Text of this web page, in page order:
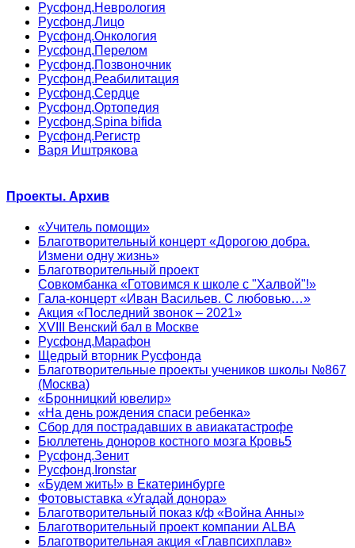
Русфонд.Неврология
Русфонд.Лицо
Русфонд.Онкология
Русфонд.Перелом
Русфонд.Позвоночник
Русфонд.Реабилитация
Русфонд.Сердце
Русфонд.Ортопедия
Русфонд.Spina bifida
Русфонд.Регистр
Варя Иштрякова
Проекты. Архив
«Учитель помощи»
Благотворительный концерт «Дорогою добра.
Измени одну жизнь»
Благотворительный проект
Совкомбанка «Готовимся к школе с "Халвой"!»
Гала-концерт «Иван Васильев. С любовью…»
Акция «Последний звонок – 2021»
XVIII Венский бал в Москве
Русфонд.Марафон
Щедрый вторник Русфонда
Благотворительные проекты учеников школы №867
(Москва)
«Бронницкий ювелир»
«На день рождения спаси ребенка»
Сбор для пострадавших в авиакатастрофе
Бюллетень доноров костного мозга Кровь5
Русфонд.Зенит
Русфонд.Ironstar
«Будем жить!» в Екатеринбурге
Фотовыставка «Угадай донора»
Благотворительный показ к/ф «Война Анны»
Благотворительный проект компании ALBA
Благотворительная акция «Главпсихплав»